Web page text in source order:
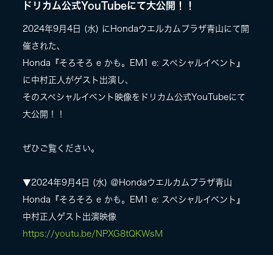
ドリカム公式YouTubeにて大公開！！
2024年9月4日 (水) にHondaウエルカムプラザ青山にて開
催された、
Honda『そろそろ e かも。EM1 e: スペシャルイベント』
に中村正人がゲスト出演し、
そのスペシャルイベント映像をドリカム公式YouTubeにて
大公開！！
ぜひご覧ください。
▼2024年9月4日 (水) ＠Hondaウエルカムプラザ青山
Honda『そろそろ e かも。EM1 e: スペシャルイベント』
中村正人ゲスト出演映像
https://youtu.be/NPXG8tQKWsM